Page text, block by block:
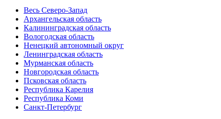
Весь Северо-Запад
Архангельская область
Калининградская область
Вологодская область
Ненецкий автономный округ
Ленинградская область
Мурманская область
Новгородская область
Псковская область
Республика Карелия
Республика Коми
Санкт-Петербург